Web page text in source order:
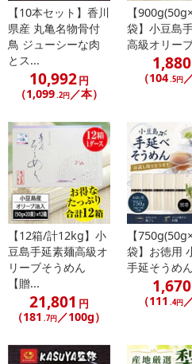
・高知県産うなぎ蒲焼 約
・小袋タレ(15ml・山椒0.2g)×2
うなぎ(高知県産)、醤油、みりん
料、砂糖、澱粉、水あめ、魚醤(一部
醤油(一部に大豆・小麦を含む)、糖
【山椒】
・アレルギー表示：大豆・小麦
・お召し上がり方：
袋から取り出し、添付のたれを付
返しながら焼いてください。
アルミホイルに蒲焼の皮を下にし
-7分くらい焼き、たれをつけて下さ
注意事項
【賞味・消費期限のある商品につい
商品到着時点でのお日持ち期間は、
のでご了承ください。
【10本セット】香川
県産 丸亀名物骨付
鳥 ジューシーな肉
とス...
10,992円
（1,099.2円／本）
【
袋】小豆島
高級オリー
1,880
（104.5円
【12箱/計12kg】小
豆島手延素麺高級オ
リーブそうめん
【贈...
21,801 円
（181 .7円／100g）
【
袋】お徳用
手延そうめ
1,670
（111 .4円